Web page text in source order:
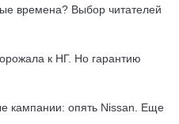
времена? Выбор читателей
к НГ. Но гарантию
кампании: опять Nissan. Еще